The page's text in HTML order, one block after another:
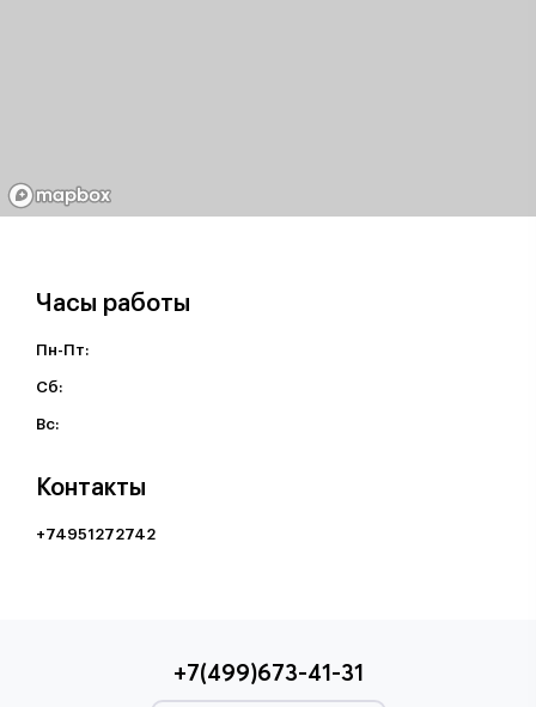
Часы работы
Пн-Пт:
Cб:
Вс:
Контакты
+74951272742
+7(499)673-41-31